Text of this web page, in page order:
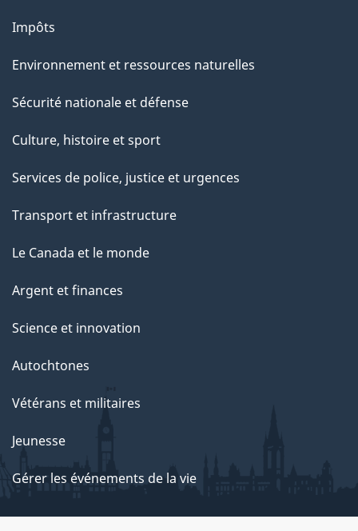
Impôts
Environnement et ressources naturelles
Sécurité nationale et défense
Culture, histoire et sport
Services de police, justice et urgences
Transport et infrastructure
Le Canada et le monde
Argent et finances
Science et innovation
Autochtones
Vétérans et militaires
Jeunesse
Gérer les événements de la vie